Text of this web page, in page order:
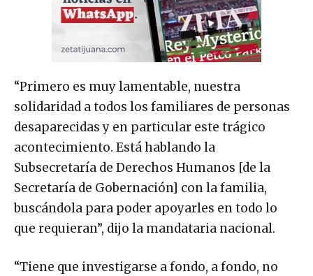
“Primero es muy lamentable, nuestra
solidaridad a todos los familiares de personas
desaparecidas y en particular este trágico
acontecimiento. Está hablando la
Subsecretaría de Derechos Humanos [de la
Secretaría de Gobernación] con la familia,
buscándola para poder apoyarles en todo lo
que requieran”, dijo la mandataria nacional.
“Tiene que investigarse a fondo, a fondo, no